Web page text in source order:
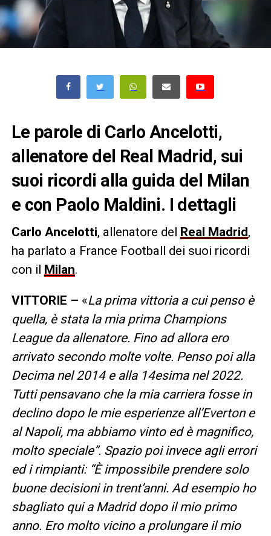
Le parole di Carlo Ancelotti,
allenatore del Real Madrid, sui
suoi ricordi alla guida del Milan
e con Paolo Maldini. I dettagli
Carlo Ancelotti, allenatore del Real Madrid,
ha parlato a France Football dei suoi ricordi
con il Milan.
VITTORIE – «La prima vittoria a cui penso è
quella, è stata la mia prima Champions
League da allenatore. Fino ad allora ero
arrivato secondo molte volte. Penso poi alla
Decima nel 2014 e alla 14esima nel 2022.
Tutti pensavano che la mia carriera fosse in
declino dopo le mie esperienze all’Everton e
al Napoli, ma abbiamo vinto ed è magnifico,
molto speciale”. Spazio poi invece agli errori
ed i rimpianti: “È impossibile prendere solo
buone decisioni in trent’anni. Ad esempio ho
sbagliato qui a Madrid dopo il mio primo
anno. Ero molto vicino a prolungare il mio